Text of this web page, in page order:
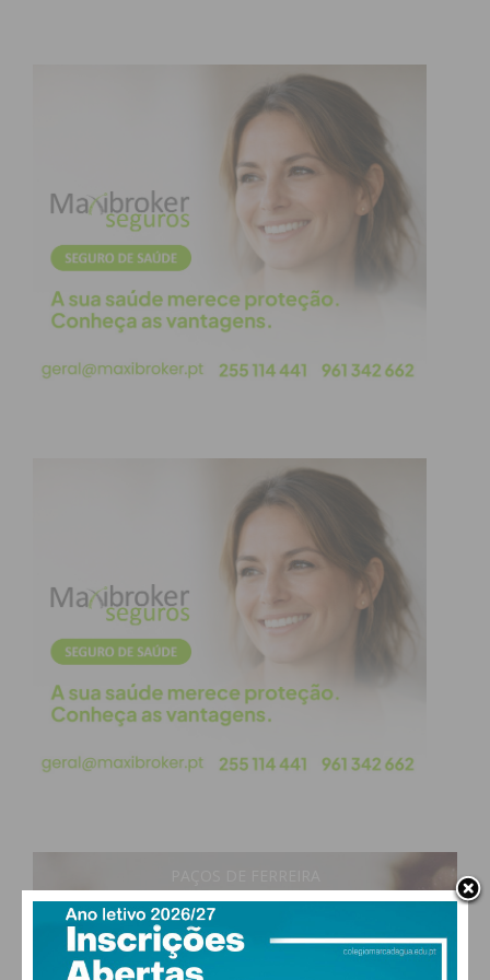
temática, com a alegria de estarmos ainda na
“melhor idade”, de nos poder mover, de conversar,
de apreender coisas, de fazer e cultivar o sentido
positivo da vida, e o deslumbramento do momento,
e fotografá-lo. “Fotografar é parar a vida, nesse
instante e guardá-lo para memória”.
Desejo, enviar uma homenagem gratificante ao
Presidente, e a todos os elementos da ADISCREP. A
Aos professores pelo vosso esforço e trabalho
humano, com que o transmitem, para o bem-estar
de todos.
E faço votos que esta “Alegria Sénior”, continue por
muitos anos, sempre com o seu espírito motivador,
29°
50% humidade